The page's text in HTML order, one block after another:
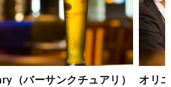
（バーサンクチュアリ） オリ